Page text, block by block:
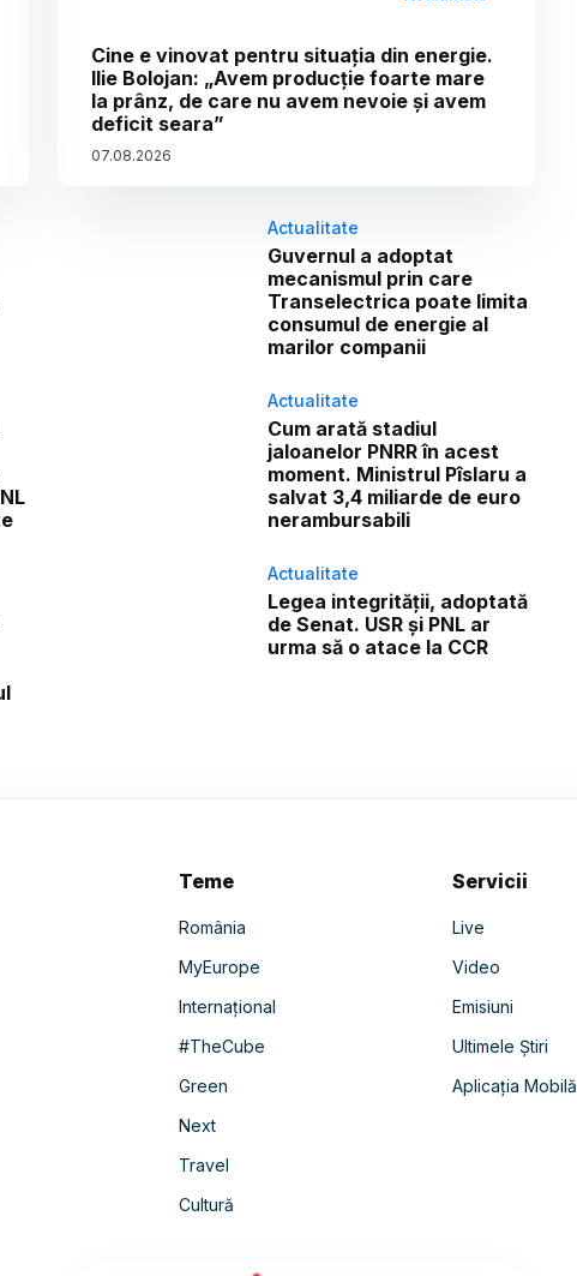
Cine e vinovat pentru situația din energie.
Ilie Bolojan: „Avem producție foarte mare
la prânz, de care nu avem nevoie și avem
deficit seara”
07.08.2026
Actualitate
Guvernul a adoptat
mecanismul prin care
Transelectrica poate limita
consumul de energie al
marilor companii
Actualitate
Cum arată stadiul
jaloanelor PNRR în acest
moment. Ministrul Pîslaru a
salvat 3,4 miliarde de euro
nerambursabili
Actualitate
Legea integrității, adoptată
de Senat. USR și PNL ar
urma să o atace la CCR
Teme
România
MyEurope
Internațional
#TheCube
Green
Next
Travel
Cultură
Servicii
Live
Video
Emisiuni
Ultimele Știri
Aplicația Mobilă